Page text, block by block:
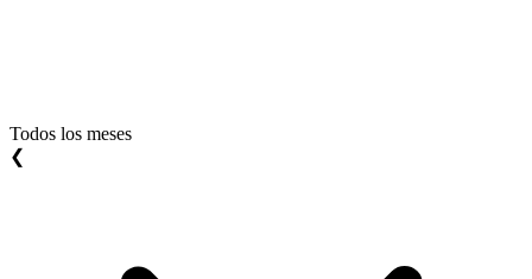
Todos los meses
❮